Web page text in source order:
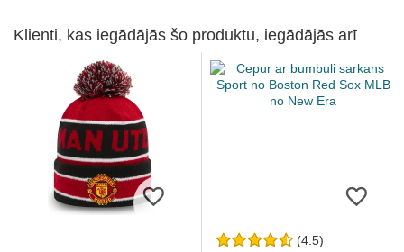
Klienti, kas iegādājās šo produktu, iegādājās arī
(4.5)